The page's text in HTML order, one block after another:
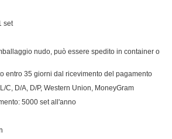
set
nudo, può essere spedito in container o
entro 35 giorni dal ricevimento del pagamento
C, D/A, D/P, Western Union, MoneyGram
5000 set all'anno